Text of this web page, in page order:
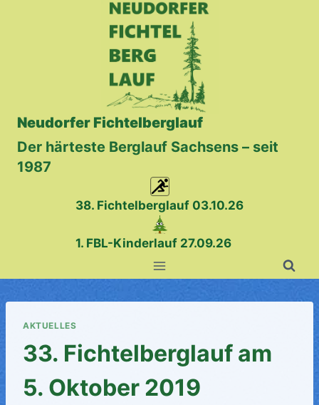
Neudorfer Fichtelberglauf
Der härteste Berglauf Sachsens – seit
1987
38. Fichtelberglauf 03.10.26
1. FBL-Kinderlauf 27.09.26
AKTUELLES
33. Fichtelberglauf am
5. Oktober 2019